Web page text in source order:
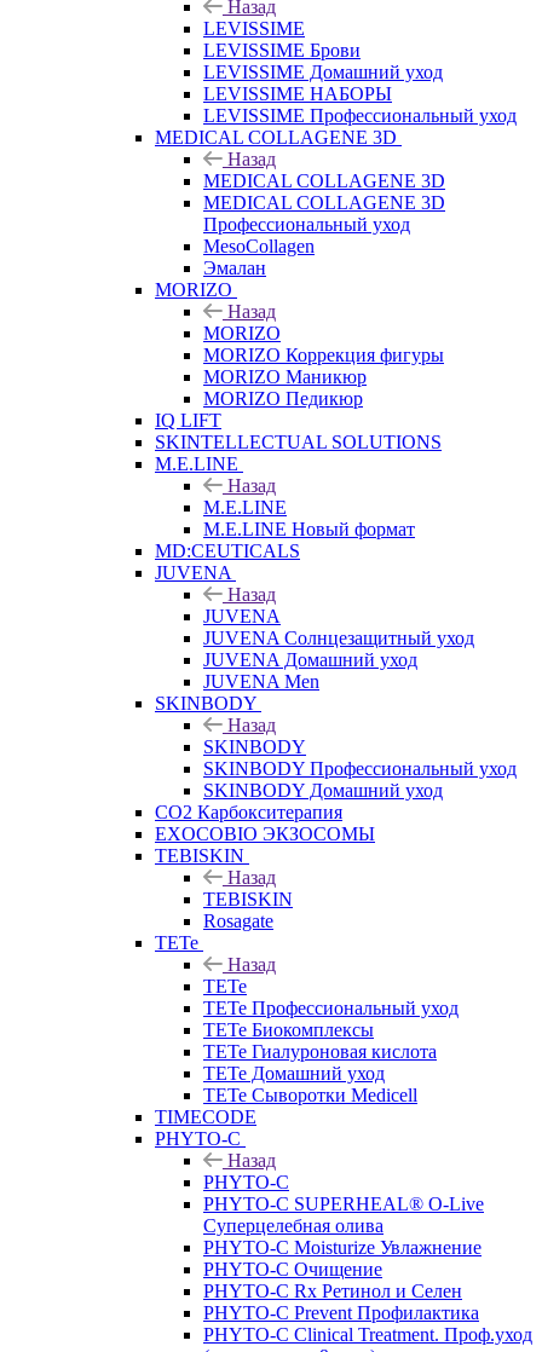
Назад
LEVISSIME
LEVISSIME Брови
LEVISSIME Домашний уход
LEVISSIME НАБОРЫ
LEVISSIME Профессиональный уход
MEDICAL COLLAGENE 3D
Назад
MEDICAL COLLAGENE 3D
MEDICAL COLLAGENE 3D
Профессиональный уход
MesoCollagen
Эмалан
MORIZO
Назад
MORIZO
MORIZO Коррекция фигуры
MORIZO Маникюр
MORIZO Педикюр
IQ LIFT
SKINTELLECTUAL SOLUTIONS
M.E.LINE
Назад
M.E.LINE
M.E.LINE Новый формат
MD:CEUTICALS
JUVENA
Назад
JUVENA
JUVENA Солнцезащитный уход
JUVENA Домашний уход
JUVENA Men
SKINBODY
Назад
SKINBODY
SKINBODY Профессиональный уход
SKINBODY Домашний уход
CO2 Карбокситерапия
EXOCOBIO ЭКЗОСОМЫ
TEBISKIN
Назад
TEBISKIN
Rosagate
TETe
Назад
TETe
TETe Профессиональный уход
TETe Биокомплексы
TETe Гиалуроновая кислота
TETe Домашний уход
TETe Сыворотки Medicell
TIMECODE
PHYTO-C
Назад
PHYTO-C
PHYTO-C SUPERHEAL® O-Live
Суперцелебная олива
PHYTO-C Moisturize Увлажнение
PHYTO-C Очищение
PHYTO-C Rx Ретинол и Селен
PHYTO-C Prevent Профилактика
PHYTO-C Clinical Treatment. Проф.уход